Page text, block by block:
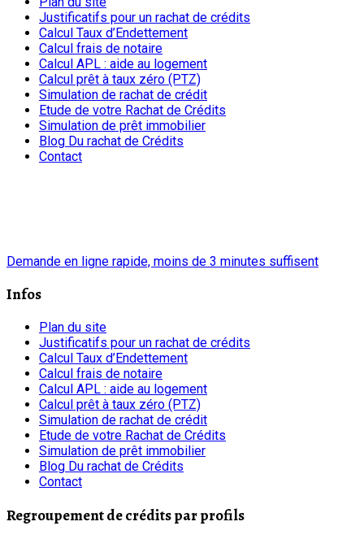
Justificatifs pour un rachat de crédits
Calcul Taux d’Endettement
Calcul frais de notaire
Calcul APL : aide au logement
Calcul prêt à taux zéro (PTZ)
Simulation de rachat de crédit
Etude de votre Rachat de Crédits
Simulation de prêt immobilier
Blog Du rachat de Crédits
Contact
Demande en ligne rapide, moins de 3 minutes suffisent
Infos
Plan du site
Justificatifs pour un rachat de crédits
Calcul Taux d’Endettement
Calcul frais de notaire
Calcul APL : aide au logement
Calcul prêt à taux zéro (PTZ)
Simulation de rachat de crédit
Etude de votre Rachat de Crédits
Simulation de prêt immobilier
Blog Du rachat de Crédits
Contact
Regroupement de crédits par profils